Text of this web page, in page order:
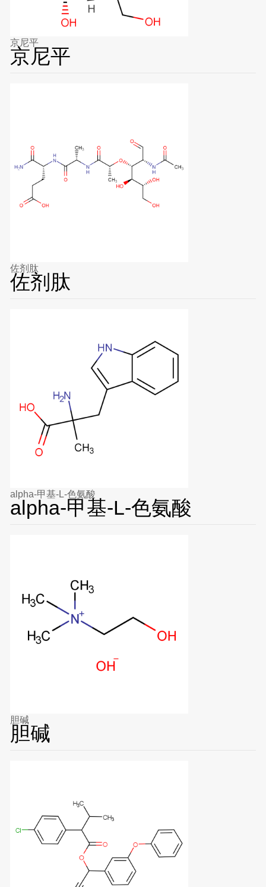
京尼平
京尼平
佐剂肽
佐剂肽
alpha-甲基-L-色氨酸
alpha-甲基-L-色氨酸
胆碱
胆碱